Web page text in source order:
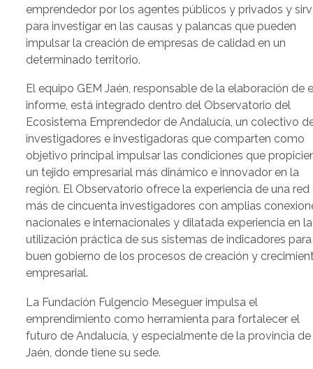
emprendedor por los agentes públicos y privados y
para investigar en las causas y palancas que pueden
impulsar la creación de empresas de calidad en un
determinado territorio.
El equipo GEM Jaén, responsable de la elaboración de
informe, está integrado dentro del Observatorio del
Ecosistema Emprendedor de Andalucía, un colectivo
investigadores e investigadoras que comparten como
objetivo principal impulsar las condiciones que
un tejido empresarial más dinámico e innovador en la
región. El Observatorio ofrece la experiencia de una red
más de cincuenta investigadores con amplias
nacionales e internacionales y dilatada experiencia en la
utilización práctica de sus sistemas de indicadores
buen gobierno de los procesos de creación y
empresarial.
La Fundación Fulgencio Meseguer impulsa el
emprendimiento como herramienta para fortalecer el
futuro de Andalucía, y especialmente de la provincia de
Jaén, donde tiene su sede.